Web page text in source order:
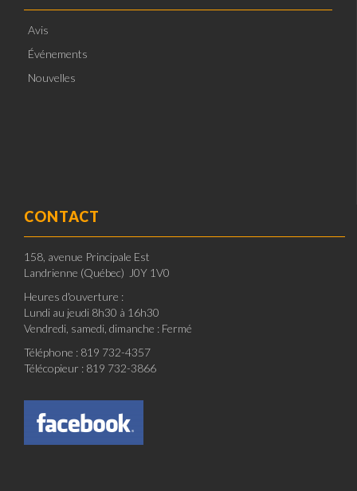
Avis
Événements
Nouvelles
CONTACT
158, avenue Principale Est
Landrienne (Québec) J0Y 1V0
Heures d'ouverture :
Lundi au jeudi 8h30 à 16h30
Vendredi, samedi, dimanche : Fermé
Téléphone : 819 732-4357
Télécopieur : 819 732-3866